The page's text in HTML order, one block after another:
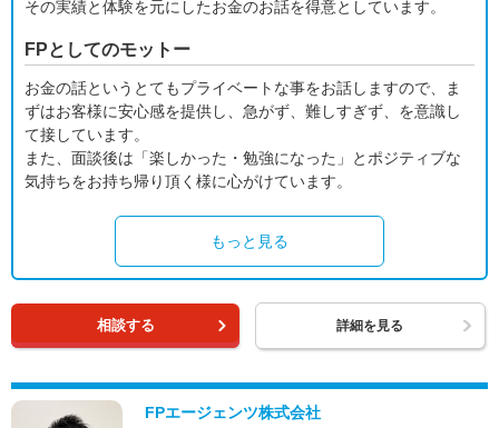
その実績と体験を元にしたお金のお話を得意としています。
FPとしてのモットー
お金の話というとてもプライベートな事をお話しますので、ま
ずはお客様に安心感を提供し、急がず、難しすぎず、を意識し
て接しています。
また、面談後は「楽しかった・勉強になった」とポジティブな
気持ちをお持ち帰り頂く様に心がけています。
もっと見る
相談する 詳細を見る
FPエージェンツ株式会社